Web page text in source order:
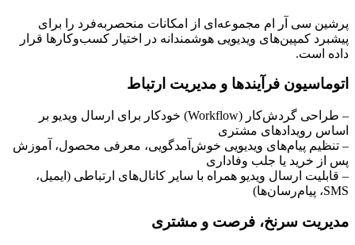
پرشین سی آر ام مجموعه‌ای از امکانات منحصربه‌فرد را برای
پیشبرد کمپین‌های ویدیویی هوشمندانه در اختیار کسب‌وکارها قرار
داده است.
اتوماسیون فرآیند‌ها و مدیریت ارتباط
– طراحی گردش‌کار (Workflow) خودکار برای ارسال ویدیو بر
اساس رویدادهای مشتری
– تنظیم پیام‌های ویدیویی خوش‌آمدگویی، معرفی محصول، آموزش
پس از خرید یا جلب وفاداری
– قابلیت ارسال ویدیو همراه با سایر کانال‌های ارتباطی (ایمیل،
SMS، پیام‌رسان‌ها)
مدیریت سرنخ، فرصت و مشتری